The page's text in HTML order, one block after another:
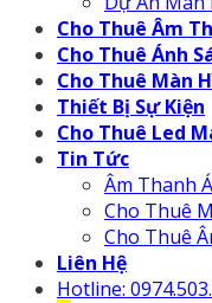
Cho Thuê Âm
Cho Thuê Ánh
Cho Thuê Màn
Thiết Bị Sự Kiện
Cho Thuê Led
Tin Tức
Âm Thanh
Cho Thuê
Cho Thuê
Liên Hệ
Hotline: